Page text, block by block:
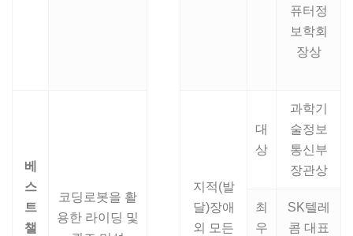
퓨터정
보학회
장상
베
스
트
챌
코딩로봇을 활
용한 라이딩 및
지적(발
달)장애
외 모든
대
상
과학기
술정보
통신부
장관상
최
우
SK텔레
콤 대표